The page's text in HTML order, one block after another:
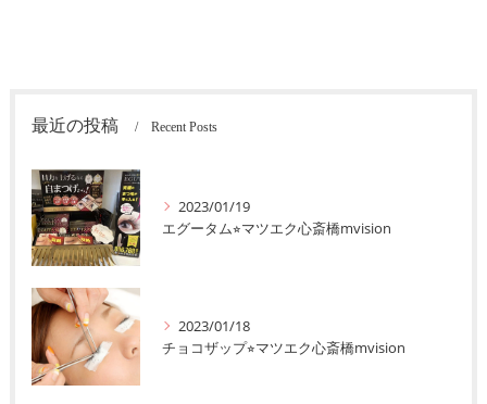
最近の投稿 Recent Posts
2023/01/19
エグータム⭐︎マツエク心斎橋mvision
2023/01/18
チョコザップ⭐︎マツエク心斎橋mvision